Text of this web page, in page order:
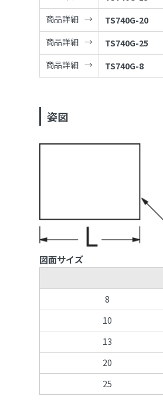
商品詳細
TS740G-20
商品詳細
TS740G-25
商品詳細
TS740G-8
姿図
図面サイズ
8
10
13
20
25